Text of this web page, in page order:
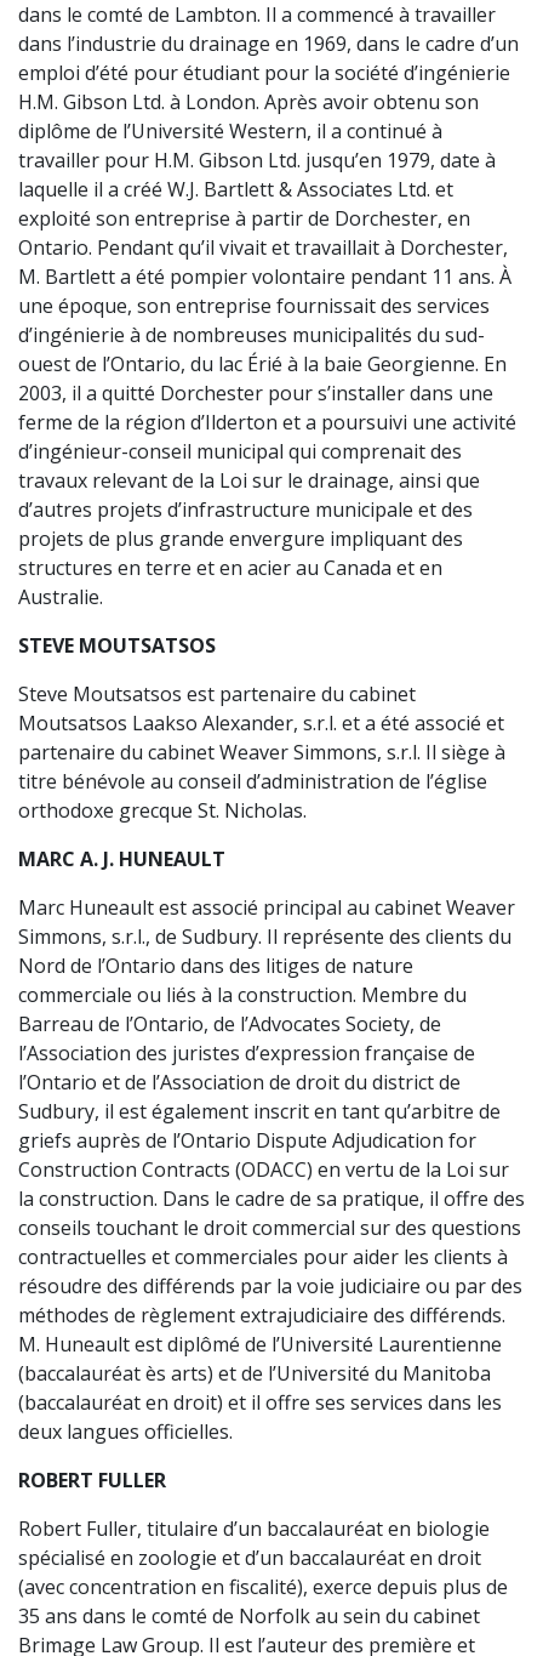
dans le comté de Lambton. Il a commencé à travailler
dans l’industrie du drainage en 1969, dans le cadre d’un
emploi d’été pour étudiant pour la société d’ingénierie
H.M. Gibson Ltd. à London. Après avoir obtenu son
diplôme de l’Université Western, il a continué à
travailler pour H.M. Gibson Ltd. jusqu’en 1979, date à
laquelle il a créé W.J. Bartlett & Associates Ltd. et
exploité son entreprise à partir de Dorchester, en
Ontario. Pendant qu’il vivait et travaillait à Dorchester,
M. Bartlett a été pompier volontaire pendant 11 ans. À
une époque, son entreprise fournissait des services
d’ingénierie à de nombreuses municipalités du sud-
ouest de l’Ontario, du lac Érié à la baie Georgienne. En
2003, il a quitté Dorchester pour s’installer dans une
ferme de la région d’Ilderton et a poursuivi une activité
d’ingénieur-conseil municipal qui comprenait des
travaux relevant de la Loi sur le drainage, ainsi que
d’autres projets d’infrastructure municipale et des
projets de plus grande envergure impliquant des
structures en terre et en acier au Canada et en
Australie.
STEVE MOUTSATSOS
Steve Moutsatsos est partenaire du cabinet
Moutsatsos Laakso Alexander, s.r.l. et a été associé et
partenaire du cabinet Weaver Simmons, s.r.l. Il siège à
titre bénévole au conseil d’administration de l’église
orthodoxe grecque St. Nicholas.
MARC A. J. HUNEAULT
Marc Huneault est associé principal au cabinet Weaver
Simmons, s.r.l., de Sudbury. Il représente des clients du
Nord de l’Ontario dans des litiges de nature
commerciale ou liés à la construction. Membre du
Barreau de l’Ontario, de l’Advocates Society, de
l’Association des juristes d’expression française de
l’Ontario et de l’Association de droit du district de
Sudbury, il est également inscrit en tant qu’arbitre de
griefs auprès de l’Ontario Dispute Adjudication for
Construction Contracts (ODACC) en vertu de la Loi sur
la construction. Dans le cadre de sa pratique, il offre des
conseils touchant le droit commercial sur des questions
contractuelles et commerciales pour aider les clients à
résoudre des différends par la voie judiciaire ou par des
méthodes de règlement extrajudiciaire des différends.
M. Huneault est diplômé de l’Université Laurentienne
(baccalauréat ès arts) et de l’Université du Manitoba
(baccalauréat en droit) et il offre ses services dans les
deux langues officielles.
ROBERT FULLER
Robert Fuller, titulaire d’un baccalauréat en biologie
spécialisé en zoologie et d’un baccalauréat en droit
(avec concentration en fiscalité), exerce depuis plus de
35 ans dans le comté de Norfolk au sein du cabinet
Brimage Law Group. Il est l’auteur des première et